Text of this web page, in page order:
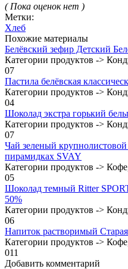
( Пока оценок нет )
Метки:
Хлеб
Похожие материалы
Белёвский зефир Детский
Категории продуктов ->
07
Пастила белёвская
Категории продуктов ->
04
Шоколад экстра горький
Категории продуктов ->
07
Чай зеленый
пирамидках SVAY
Категории продуктов ->
05
Шоколад темный Ritter
50%
Категории продуктов ->
06
Напиток растворимый
Категории продуктов ->
011
Добавить комментарий